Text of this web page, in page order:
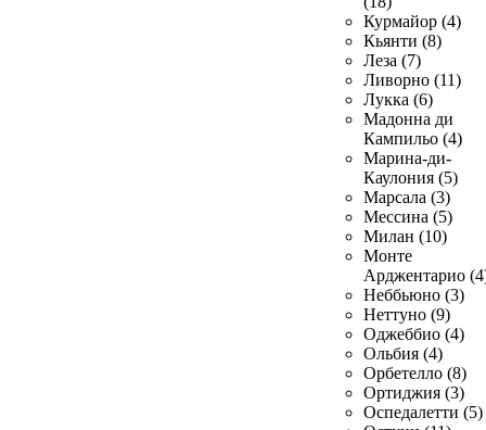
Курмайор (4)
Кьянти (8)
Леза (7)
Ливорно (11)
Лукка (6)
Мадонна ди
Кампильо (4)
Марина-ди-
Каулония (5)
Марсала (3)
Мессина (5)
Милан (10)
Монте
Арджентарио
Неббьюно (3)
Неттуно (9)
Оджеббио (4)
Ольбия (4)
Орбетелло (8)
Ортиджия (3)
Оспедалетти (5)